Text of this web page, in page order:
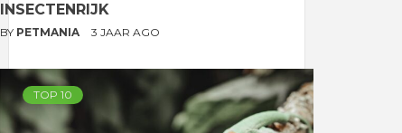
INSECTENRIJK
BY PETMANIA 3 JAAR AGO
TOP 10